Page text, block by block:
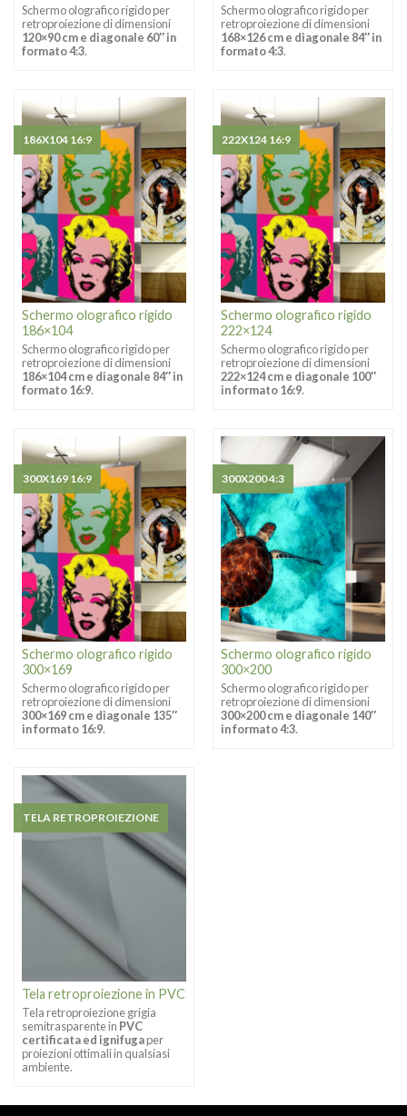
Schermo olografico rigido per
retroproiezione di dimensioni
120×90 cm e diagonale 60″ in
formato 4:3.
Schermo olografico rigido per
retroproiezione di dimensioni
168×126 cm e diagonale 84″ in
formato 4:3.
Schermo olografico rigido
186×104
Schermo olografico rigido per
retroproiezione di dimensioni
186×104 cm e diagonale 84″ in
formato 16:9.
186X104 16:9
Schermo olografico rigido
222×124
Schermo olografico rigido per
retroproiezione di dimensioni
222×124 cm e diagonale 100″
in formato 16:9.
222X124 16:9
Schermo olografico rigido
300×169
Schermo olografico rigido per
retroproiezione di dimensioni
300×169 cm e diagonale 135″
in formato 16:9.
300X169 16:9
Schermo olografico rigido
300×200
Schermo olografico rigido per
retroproiezione di dimensioni
300×200 cm e diagonale 140″
in formato 4:3.
300X200 4:3
Tela retroproiezione in PVC
Tela retroproiezione grigia
semitrasparente in PVC
certificata ed ignifugaper
proiezioni ottimali in qualsiasi
ambiente.
TELA RETROPROIEZIONE